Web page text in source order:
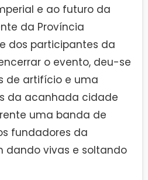
e ao futuro da
da Província
dos participantes da
o evento, deu-se
de artifício e uma
da acanhada cidade
uma banda de
fundadores da
dando vivas e soltando